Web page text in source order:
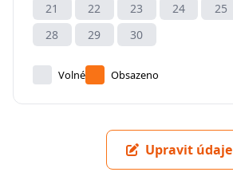
21
22 23 24 25
28
29 30
Volné Obsazeno
Upravit údaje